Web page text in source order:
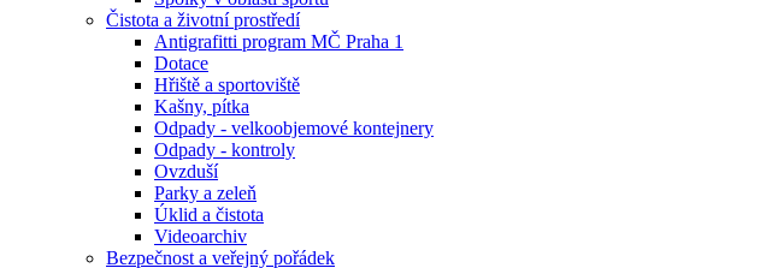
Čistota a životní prostředí
Antigrafitti program MČ Praha 1
Dotace
Hřiště a sportoviště
Kašny, pítka
Odpady - velkoobjemové kontejnery
Odpady - kontroly
Ovzduší
Parky a zeleň
Úklid a čistota
Videoarchiv
Bezpečnost a veřejný pořádek